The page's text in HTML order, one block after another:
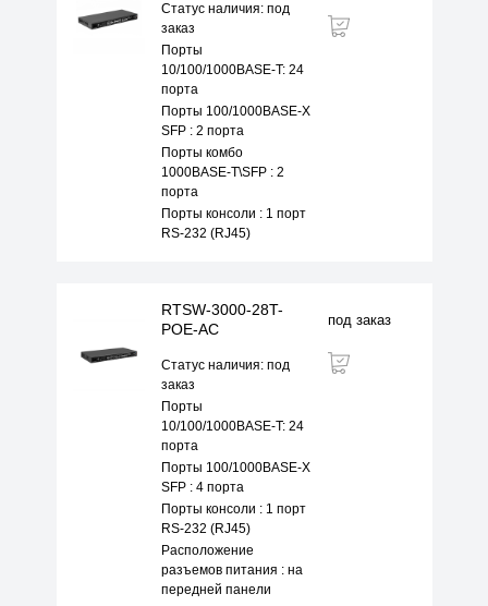
Статус наличия: под
заказ
Порты
10/100/1000BASE-T: 24
порта
Порты 100/1000BASE-X
SFP : 2 порта
Порты комбо
1000BASE-T\SFP : 2
порта
Порты консоли : 1 порт
RS-232 (RJ45)
RTSW-3000-28T-
POE-AC
Статус наличия: под
заказ
Порты
10/100/1000BASE-T: 24
порта
Порты 100/1000BASE-X
SFP : 4 порта
Порты консоли : 1 порт
RS-232 (RJ45)
Расположение
разъемов питания : на
передней панели
под заказ